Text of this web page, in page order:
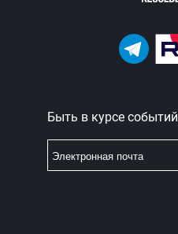
Быть в курсе событий